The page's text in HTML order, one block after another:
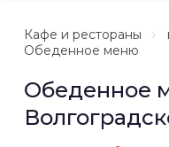
Кафе и рестораны
Обеденное меню
Обеденное